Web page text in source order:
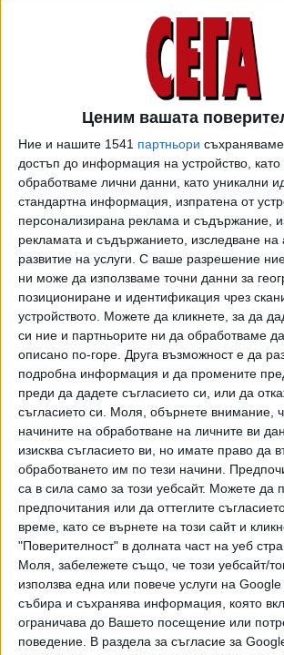
Ценим вашата
Ние и нашите 1541 партньори
достъп до информация на устройство, като
обработваме лични данни, като уникални
стандартна информация, изпратена от
персонализирана реклама и съдържание,
рекламата и съдържанието, изследване на
развитие на услуги. С ваше разрешение
ни може да използваме точни данни за
позициониране и идентификация чрез
устройството. Можете да кликнете, за да
си ние и партньорите ни да обработваме
описано по-горе. Друга възможност е да
подробна информация и да промените
преди да дадете съгласието си, или да
съгласието си.
Моля, обърнете внимание,
начините на обработване на личните ви
изисква съгласието ви, но имате право да
обработването им по тези начини.
са в сила само за този уебсайт. Можете да
предпочитания или да оттеглите
време, като се върнете на този сайт и
"Поверителност" в долната част на уеб
Моля, забележете също, че този уебсайт/
използва една или повече услуги на
събира и съхранява информация, която
ограничава до Вашето посещение или
поведение. В раздела за съгласие за
Хавайската Богородица заплака с
Видео
Двама кандидат-президенти се борят
Радев